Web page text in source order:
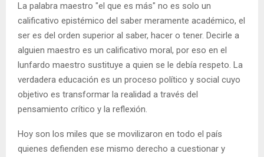
La palabra maestro "el que es más" no es solo un
calificativo epistémico del saber meramente académico, el
ser es del orden superior al saber, hacer o tener. Decirle a
alguien maestro es un calificativo moral, por eso en el
lunfardo maestro sustituye a quien se le debía respeto. La
verdadera educación es un proceso político y social cuyo
objetivo es transformar la realidad a través del
pensamiento crítico y la reflexión.
Hoy son los miles que se movilizaron en todo el país
quienes defienden ese mismo derecho a cuestionar y